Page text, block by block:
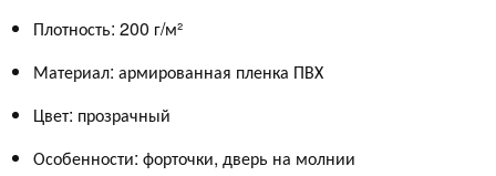
Плотность: 200 г/м²
Материал: армированная пленка ПВХ
Цвет: прозрачный
Особенности: форточки, дверь на молнии